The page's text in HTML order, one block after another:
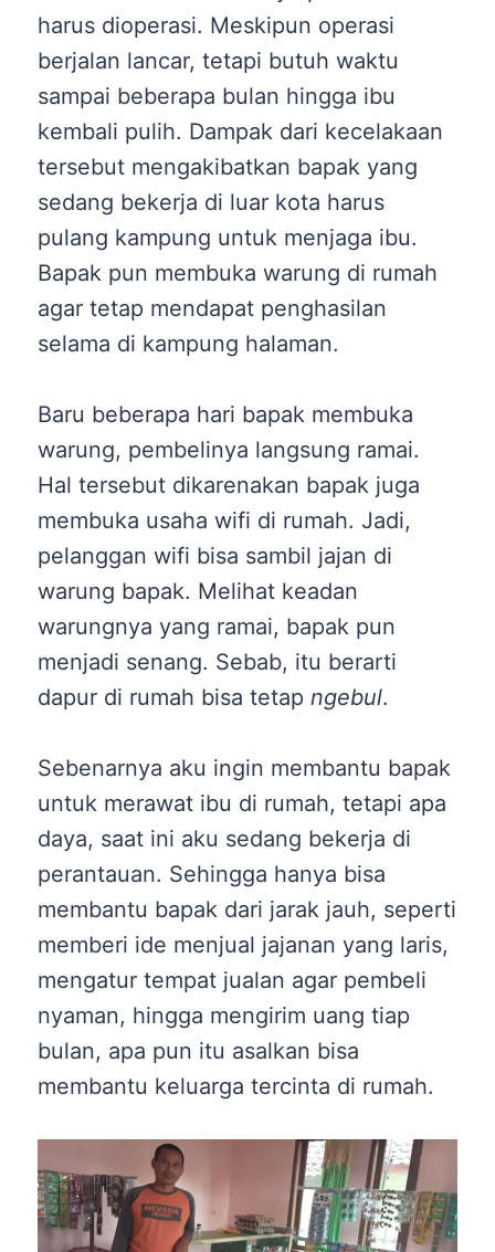
harus dioperasi. Meskipun operasi
berjalan lancar, tetapi butuh waktu
sampai beberapa bulan hingga ibu
kembali pulih. Dampak dari kecelakaan
tersebut mengakibatkan bapak yang
sedang bekerja di luar kota harus
pulang kampung untuk menjaga ibu.
Bapak pun membuka warung di rumah
agar tetap mendapat penghasilan
selama di kampung halaman.
Baru beberapa hari bapak membuka
warung, pembelinya langsung ramai.
Hal tersebut dikarenakan bapak juga
membuka usaha wifi di rumah. Jadi,
pelanggan wifi bisa sambil jajan di
warung bapak. Melihat keadan
warungnya yang ramai, bapak pun
menjadi senang. Sebab, itu berarti
dapur di rumah bisa tetap ngebul.
Sebenarnya aku ingin membantu bapak
untuk merawat ibu di rumah, tetapi apa
daya, saat ini aku sedang bekerja di
perantauan. Sehingga hanya bisa
membantu bapak dari jarak jauh, seperti
memberi ide menjual jajanan yang laris,
mengatur tempat jualan agar pembeli
nyaman, hingga mengirim uang tiap
bulan, apa pun itu asalkan bisa
membantu keluarga tercinta di rumah.